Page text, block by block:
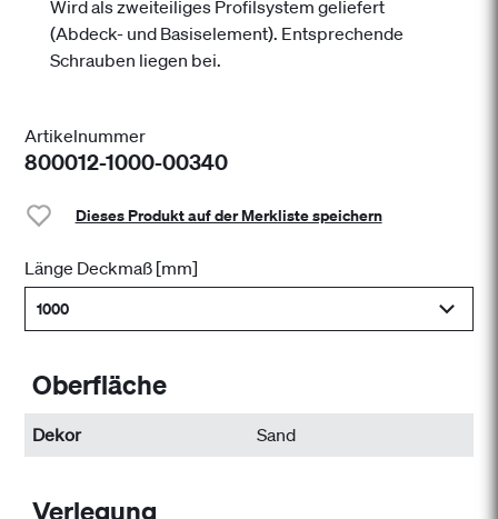
Wird als zweiteiliges Profilsystem geliefert
(Abdeck- und Basiselement). Entsprechende
Schrauben liegen bei.
Artikelnummer
800012-1000-00340
Dieses Produkt auf der Merkliste speichern
Länge Deckmaß [mm]
1000
Oberfläche
Dekor Sand
Verlegung